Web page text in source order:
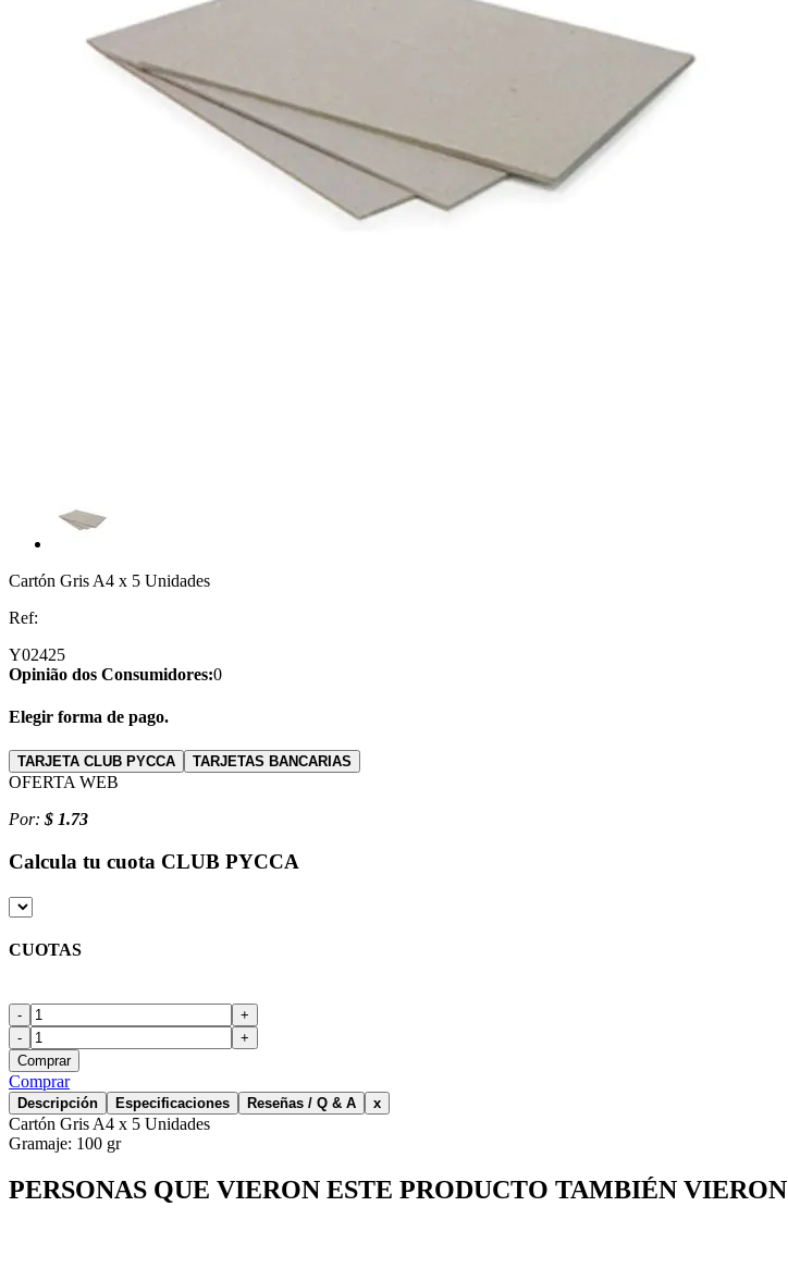
Cartón Gris A4 x 5 Unidades
Ref:
Y02425
Opinião dos Consumidores:0
Elegir forma de pago.
TARJETA CLUB PYCCA TARJETAS BANCARIAS
OFERTA WEB
Por: $ 1.73
Calcula tu cuota CLUB PYCCA
CUOTAS
-
+
-
+
Comprar
Comprar
Descripción Especificaciones Reseñas / Q & A x
Cartón Gris A4 x 5 Unidades
Gramaje: 100 gr
PERSONAS QUE VIERON ESTE PRODUCTO TAMBIÉN VIERON